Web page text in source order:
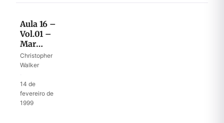
Aula 16 –
Vol.01 –
Mar
Vermelho
Christopher
Walker
14 de
fevereiro de
1999